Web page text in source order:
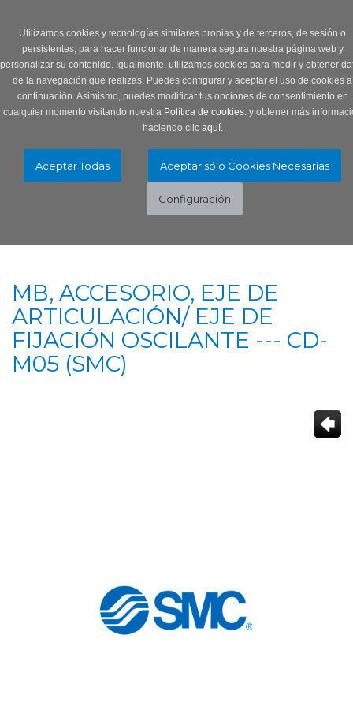
Utilizamos cookies y tecnologías similares propias y de terceros, de sesión o
persistentes, para hacer funcionar de manera segura nuestra página web y
personalizar su contenido. Igualmente, utilizamos cookies para medir y obtener
de la navegación que realizas. Puedes configurar y aceptar el uso de cookies a
continuación. Asimismo, puedes modificar tus opciones de consentimiento en
cualquier momento visitando nuestra Política de cookies.y obtener más
haciendo clic aquí.
MB, ACCESORIO, EJE DE
ARTICULACIÓN/ EJE DE
FIJACIÓN OSCILANTE --- CD-
M05 (SMC)